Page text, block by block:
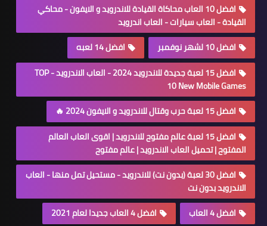
افضل 10 العاب محاكاة القيادة للاندرويد و الايفون - محاكي
القيادة - العاب سيارات - العاب اندرويد
افضل 10 لشهر نوفمبر
افضل 14 لعبه
افضل 15 لعبة جديدة للاندرويد 2024 - العاب الاندرويد - TOP
10 New Mobile Games
افضل 15 لعبة حرب وقتال للاندرويد و الايفون 2024 🔥
افضل 15 لعبة عالم مفتوح للاندرويد | اقوى العاب العالم
المفتوح | تحميل العاب الاندرويد | عالم مفتوح
افضل 30 لعبة (بدون نت) للاندرويد - مستحيل تمل منها - العاب
الاندرويد بدون نت
افضل 4 العاب
افضل 4 العاب جديدا لعام 2021